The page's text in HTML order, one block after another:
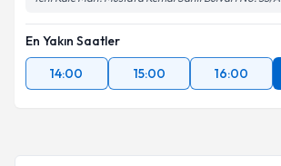
En Yakın Saatler
14:00
15:00 16:00